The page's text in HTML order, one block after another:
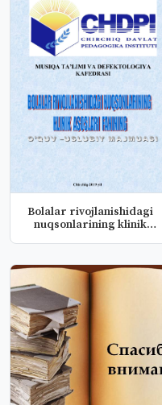
Bolalar rivojlanishidagi
nuqsonlarining klinik